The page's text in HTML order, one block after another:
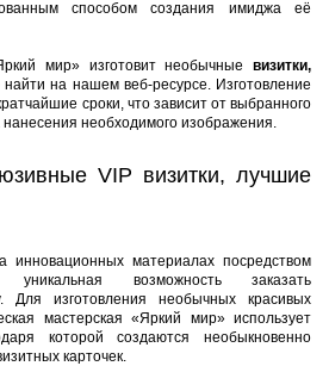
способом создания имиджа её
мир» изготовит необычные визитки,
на нашем веб-ресурсе. Изготовление
сроки, что зависит от выбранного
необходимого изображения.
VIP визитки, лучшие
инновационных материалах посредством
возможность заказать
Для изготовления необычных красивых
мастерская «Яркий мир» использует
которой создаются необыкновенно
карточек.